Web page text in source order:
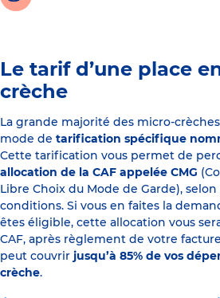
Le tarif d’une place
crèche
La grande majorité des micro-
mode de tarification spécifique
Cette tarification vous permet de
allocation de la CAF appelée CMG
Libre Choix du Mode de Garde),
conditions. Si vous en faites la
êtes éligible, cette allocation vous
CAF, après règlement de votre
peut couvrir jusqu’à 85% de vos
crèche.